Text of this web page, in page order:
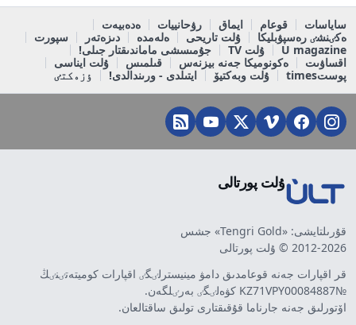
ساياسات قوعام ايماق رۋحانييات
ەدەبيەت
ەكٸنشٸ رەسپۋبليكا
ۇلت تاريحى ەلەمدە دىزەتەر
سپورت
U magazine
ۇلت TV
جۇمىسشى ماماندىقتار جىلى!
اقساۋىت
ەكونوميكا جەنە بيزنەس قىلمىس
ۇلت ايناسى
پوستtimes
ۇلت وبەكتيۆ ايتىلدى - ورىندالدى! ٶزەكتٸ
ۇلت پورتالى
قۇرىلتايشى: «Tengri Gold» جشس
2012-2026 © ۇلت پورتالى
قر اقپارات جەنە قوعامدىق دامۋ مينيسترلٸگٸ اقپارات كوميتەتٸنٸڭ
№KZ71VPY00084887 كۋەلٸگٸ بەرٸلگەن.
اۆتورلىق جەنە جارناما قۇقىقتارى تولىق ساقتالعان.